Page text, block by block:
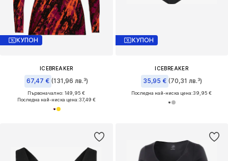
КУПОН
ICEBREAKER
67,47 € (131,96 лв.³)
Първоначално: 149,95 €
Последна най-ниска цена:37,49 €
КУПОН
ICEBREAKER
35,95 € (70,31 лв.³)
Последна най-ниска цена:39,95 €